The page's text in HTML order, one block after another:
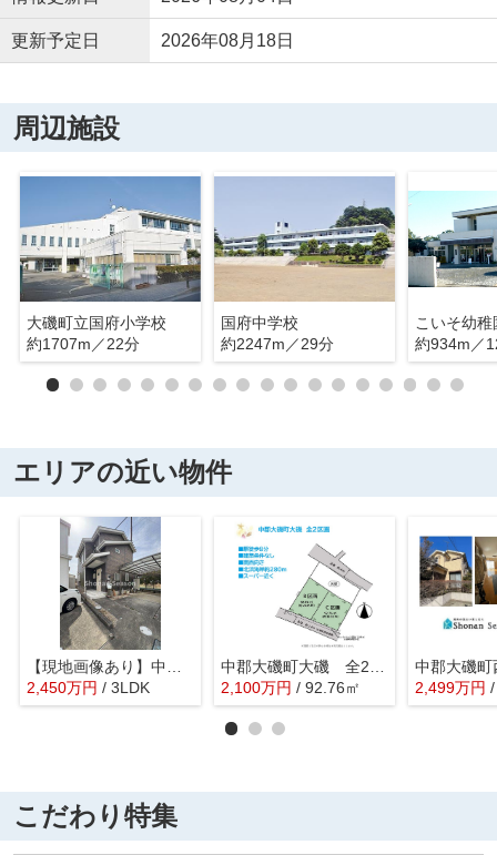
更新予定日 2026年08月18日
周辺施設
大磯町立国府小学校
約1707m／22分
国府中学校
約2247m／29分
こいそ幼稚
約934m／
エリアの近い物件
【現地画像あり】中郡大磯町国府本郷 中古戸建 46.61坪
2,450万円 / 3LDK
中郡大磯町大磯 全2区画 B区画
2,100万円 / 92.76㎡ 2,499万円
こだわり特集